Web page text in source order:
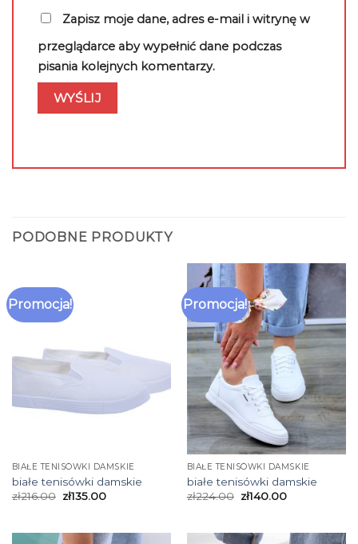
Zapisz moje dane, adres e-mail i witrynę w
przeglądarce aby wypełnić dane podczas
pisania kolejnych komentarzy.
PODOBNE PRODUKTY
Promocja!
BIAŁE TENISÓWKI DAMSKIE
białe tenisówki damskie
zł216.00 zł135.00
Promocja!
BIAŁE TENISÓWKI DAMSKIE
białe tenisówki damskie
zł224.00 zł140.00